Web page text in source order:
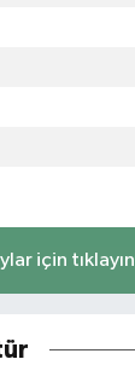
için tıklayın